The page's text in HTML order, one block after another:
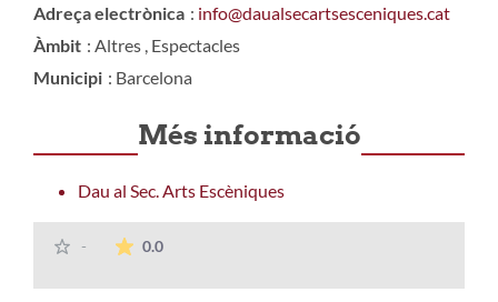
Adreça electrònica : info@daualsecartsesceniques.cat
Àmbit : Altres , Espectacles
Municipi : Barcelona
Més informació
Dau al Sec. Arts Escèniques
- 0.0La mitjana de les valoracions és de 0